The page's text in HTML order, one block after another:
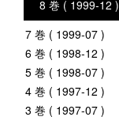
8 巻 ( 1999-12 )
7 巻 ( 1999-07 )
6 巻 ( 1998-12 )
5 巻 ( 1998-07 )
4 巻 ( 1997-12 )
3 巻 ( 1997-07 )